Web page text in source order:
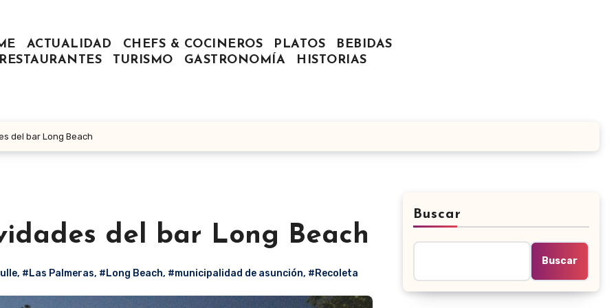
ACTUALIDAD CHEFS & COCINEROS PLATOS
BEBIDAS
RESTAURANTES
TURISMO GASTRONOMÍA HISTORIAS
del bar Long Beach
del bar Long Beach
, #Las Palmeras, #Long Beach, #municipalidad de asunción, #Recoleta
Buscar
Buscar